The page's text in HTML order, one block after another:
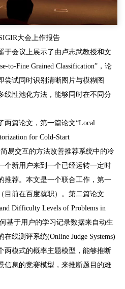
大会上作报告
于会议上展示了由卢志武教授和文
to-Fine Grained Classification”，论
尝试同时识别清晰图片与模糊图
线性池化方法，能够同时在不同分
两篇论文，第一篇论文“Local
for Cold-Start
简易交互的方法改善推荐系统中的冷
个新用户来到一个已经运转一定时
推荐。本文是一个联合工作，第一
目前在百度就职）。第二篇论文
Difficulty Levels of Problems in
何基于用户的学习记录数据来自动生
线测评系统(Online Judge Systems)
两模式的概率主题模型，能够推断
信息的竞赛模型，来推断题目的难